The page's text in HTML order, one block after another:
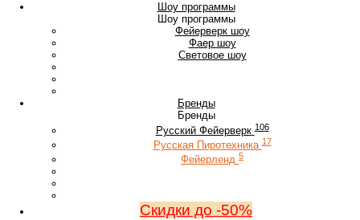
Шоу программы
Шоу программы
Фейерверк шоу
Фаер шоу
Световое шоу
Бренды
Бренды
Русский Фейерверк 106
Русская Пиротехника 17
Фейерленд 5
Скидки до -50%